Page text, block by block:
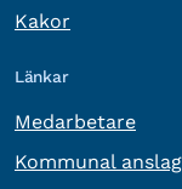
Kakor
Länkar
Medarbetare
Kommunal